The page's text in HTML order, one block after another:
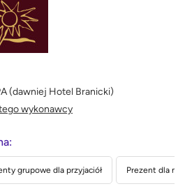
(dawniej Hotel Branicki)
wykonawcy
grupowe dla przyjaciół Prezent dla